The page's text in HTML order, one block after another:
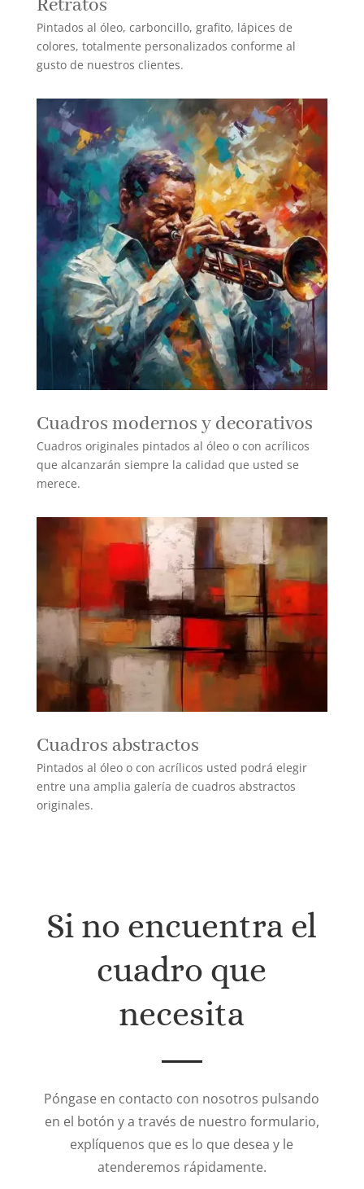
Retratos
Pintados al óleo, carboncillo, grafito, lápices de
colores, totalmente personalizados conforme al
gusto de nuestros clientes.
Cuadros modernos y decorativos
Cuadros originales pintados al óleo o con acrílicos
que alcanzarán siempre la calidad que usted se
merece.
Cuadros abstractos
Pintados al óleo o con acrílicos usted podrá elegir
entre una amplia galería de cuadros abstractos
originales.
Si no encuentra el
cuadro que
necesita
Póngase en contacto con nosotros pulsando
en el botón y a través de nuestro formulario,
explíquenos que es lo que desea y le
atenderemos rápidamente.